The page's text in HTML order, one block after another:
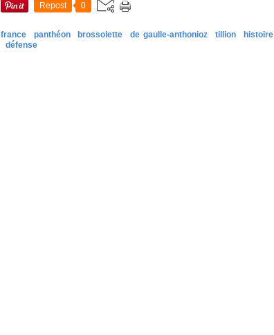
Repost 0
france panthéon brossolette de gaulle-anthonioz tillion
histoire
défense